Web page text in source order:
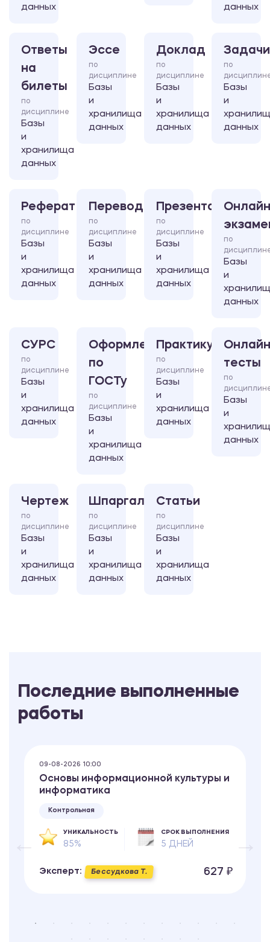
данных
данных
Ответы
на
билеты
по
дисциплине
Базы
и
хранилища
данных
Эссе
по
дисциплине
Базы
и
хранилища
данных
Доклад
по
дисциплине
Базы
и
хранилища
данных
Задачи
по
Базы
и
данных
Реферат
по
дисциплине
Базы
и
хранилища
данных
Перевод
по
дисциплине
Базы
и
хранилища
данных
Презентация
по
дисциплине
Базы
и
хранилища
данных
по
Базы
и
данных
СУРС
по
дисциплине
Базы
и
хранилища
данных
Оформление
по
ГОСТу
по
дисциплине
Базы
и
хранилища
данных
Практикум
по
дисциплине
Базы
и
хранилища
данных
тесты
по
Базы
и
данных
Чертеж
по
дисциплине
Базы
и
хранилища
данных
Шпаргалка
по
дисциплине
Базы
и
хранилища
данных
Статьи
по
дисциплине
Базы
и
хранилища
данных
Последние выполненные
работы
09-08-2026 10:00
Основы информационной культуры и
информатика
Контрольная
УНИКАЛЬНОСТЬ
85%
СРОК ВЫПОЛНЕНИЯ
5 ДНЕЙ
Эксперт: Бессудкова Т. 627 ₽